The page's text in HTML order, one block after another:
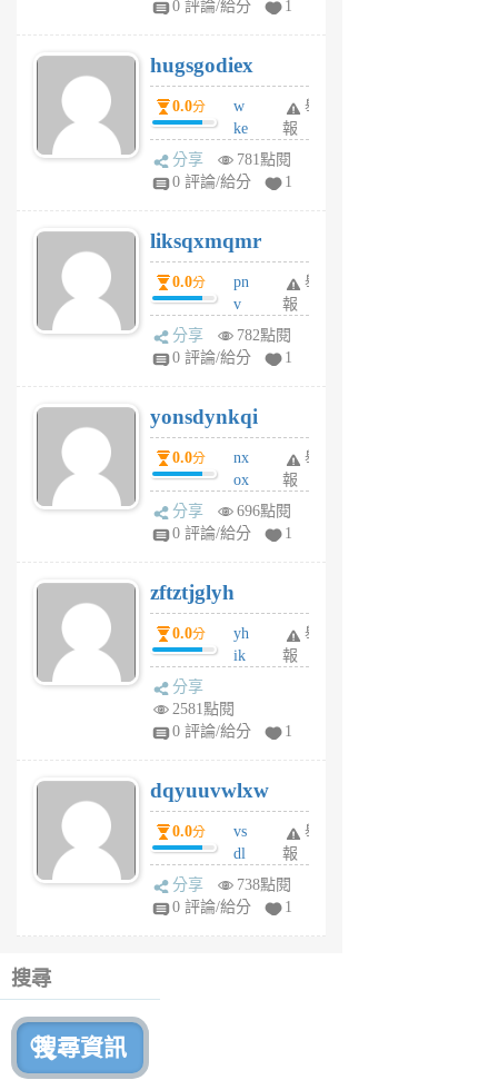
6
個
月
前
0 評論/給分
1
hugsgodiex
0.0分
w
ke
rv
pj
6
個
月
前
舉
報
分享
781點閱
0 評論/給分
1
liksqxmqmr
0.0分
pn
v
wt
sv
6
個
月
前
舉
報
分享
782點閱
0 評論/給分
1
yonsdynkqi
0.0分
nx
ox
rh
pe
月
前
舉
報
分享
696點閱
0 評論/給分
1
zftztjglyh
0.0分
yh
ik
tu
6
個
月
前
舉
報
分享
2581點閱
0 評論/給分
1
dqyuuvwlxw
0.0分
vs
dl
sq
fy
舉
報
分享
738點閱
0 評論/給分
1
搜尋